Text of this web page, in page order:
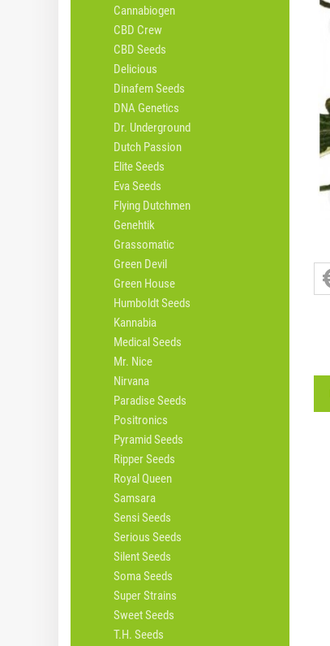
Cannabiogen
CBD Crew
CBD Seeds
Delicious
Dinafem Seeds
DNA Genetics
Dr. Underground
Dutch Passion
Elite Seeds
Eva Seeds
Flying Dutchmen
Genehtik
Grassomatic
Green Devil
Green House
Humboldt Seeds
Kannabia
Medical Seeds
Mr. Nice
Nirvana
Paradise Seeds
Positronics
Pyramid Seeds
Ripper Seeds
Royal Queen
Samsara
Sensi Seeds
Serious Seeds
Silent Seeds
Soma Seeds
Super Strains
Sweet Seeds
T.H. Seeds